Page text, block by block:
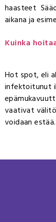
haasteet
aikana ja
Kuinka
Hot spot, eli
infektoitunut
vaativat
voidaan estää.